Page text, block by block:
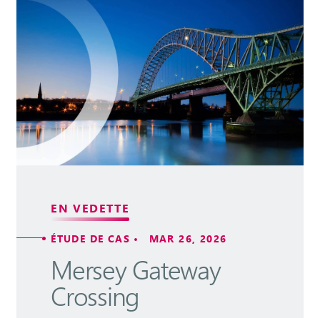
EN VEDETTE
ÉTUDE DE CAS • MAR 26, 2026
Mersey Gateway
Crossing